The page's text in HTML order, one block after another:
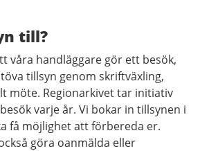
till?
våra handläggare gör ett besök,
tillsyn genom skriftväxling,
möte. Regionarkivet tar initiativ
varje år. Vi bokar in tillsynen i
få möjlighet att förbereda er.
göra oanmälda eller